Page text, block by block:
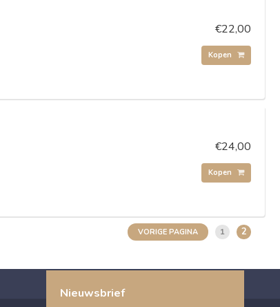
€22,00
Kopen
€24,00
Kopen
VORIGE PAGINA 1 2
Nieuwsbrief